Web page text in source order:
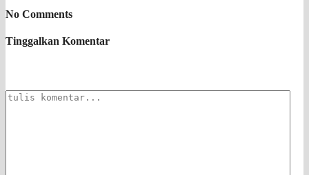
No Comments
Tinggalkan Komentar